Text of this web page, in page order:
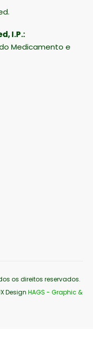
I.P.:
do Medicamento e
os direitos reservados.
Design HAGS - Graphic &